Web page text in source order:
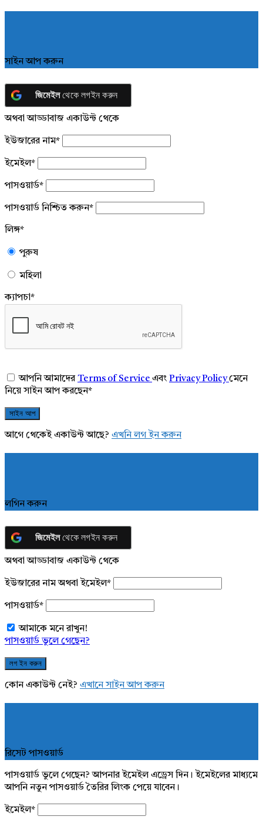
সাইন আপ করুন
জিমেইলথেকে লগইন করুন
অথবা আড্ডাবাজ একাউন্ট থেকে
ইউজারের নাম*
ইমেইল*
পাসওয়ার্ড*
পাসওয়ার্ড নিশ্চিত করুন*
লিঙ্গ*
পুরুষ
মহিলা
ক্যাপচা*
আপনি আমাদেরTerms of Service এবং Privacy Policyমেনে
নিয়ে সাইন আপ করছেন*
আগে থেকেই একাউন্ট আছে? এখনি লগ ইন করুন
লগিন করুন
জিমেইলথেকে লগইন করুন
অথবা আড্ডাবাজ একাউন্ট থেকে
ইউজারের নাম অথবা ইমেইল*
পাসওয়ার্ড*
আমাকে মনে রাখুন!
পাসওয়ার্ড ভুলে গেছেন?
কোন একাউন্ট নেই? এখানে সাইন আপ করুন
রিসেট পাসওয়ার্ড
পাসওয়ার্ড ভুলে গেছেন? আপনার ইমেইল এড্রেস দিন। ইমেইলের মাধ্যমে
আপনি নতুন পাসওয়ার্ড তৈরির লিংক পেয়ে যাবেন।
ইমেইল*